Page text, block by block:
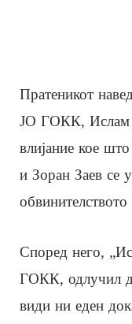
Пратеникот
ЈО ГОКК, Ислам
влијание кое
и Зоран Заев се
обвинителството
Според него,
ГОКК, одлучил
види ни еден